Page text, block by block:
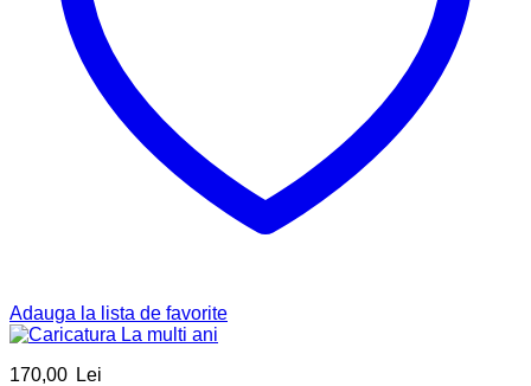
Adauga la lista de favorite
170,00 Lei